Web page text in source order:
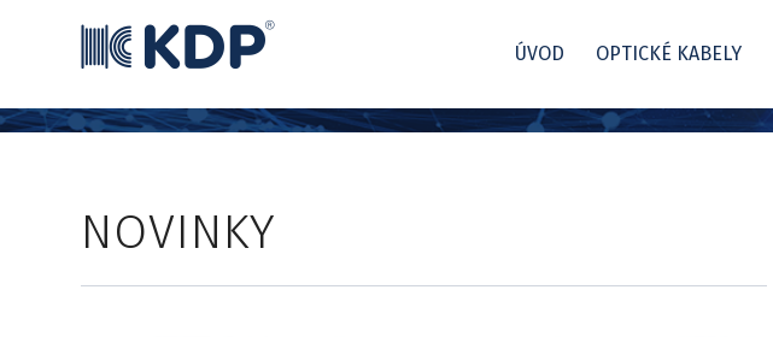
ÚVOD OPTICKÉ KABELY
NOVINKY